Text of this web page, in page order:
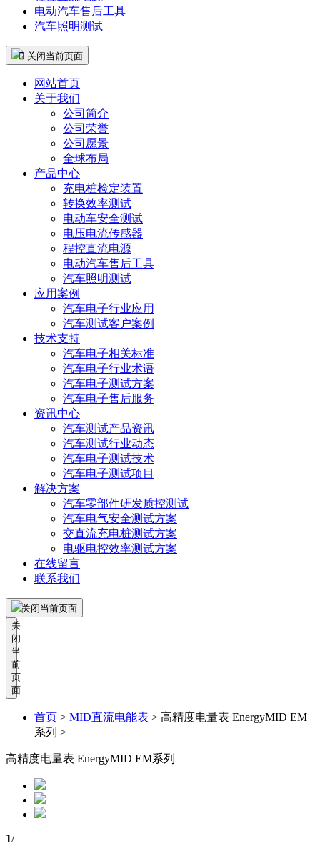
电动汽车售后工具
汽车照明测试
 关闭当前页面
网站首页
关于我们
公司简介
公司荣誉
公司愿景
全球布局
产品中心
充电桩检定装置
转换效率测试
电动车安全测试
电压电流传感器
程控直流电源
电动汽车售后工具
汽车照明测试
应用案例
汽车电子行业应用
汽车测试客户案例
技术支持
汽车电子相关标准
汽车电子行业术语
汽车电子测试方案
汽车电子售后服务
资讯中心
汽车测试产品资讯
汽车测试行业动态
汽车电子测试技术
汽车电子测试项目
解决方案
汽车零部件研发质控测试
汽车电气安全测试方案
交直流充电桩测试方案
电驱电控效率测试方案
在线留言
联系我们
关闭当前页面
关
闭
当
前
页
面
首页 > MID直流电能表 > 高精度电量表 EnergyMID EM
系列 >
高精度电量表 EnergyMID EM系列
1/